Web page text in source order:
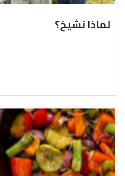
لماذا نشيخ؟